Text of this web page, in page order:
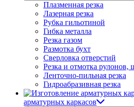
Плазменная резка
Лазерная резка
Рубка гильотиной
Гибка металла
Резка газом
Размотка бухт
Сверловка отверстий
Резка и отмотка рулонов,
Ленточно-пильная резка
Гидроабразивная резка
арматурных каркасов